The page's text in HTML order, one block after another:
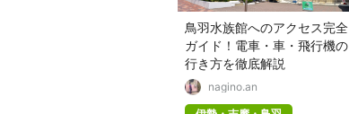
鳥羽水族館へのアクセス完全
ガイド！電車・車・飛行機の
行き方を徹底解説
nagino.an